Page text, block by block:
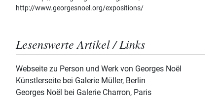
http://www.georgesnoel.org/expositions/
Lesenswerte Artikel / Links
Webseite zu Person und Werk von Georges Noël
Künstlerseite bei Galerie Müller, Berlin
Georges Noël bei Galerie Charron, Paris